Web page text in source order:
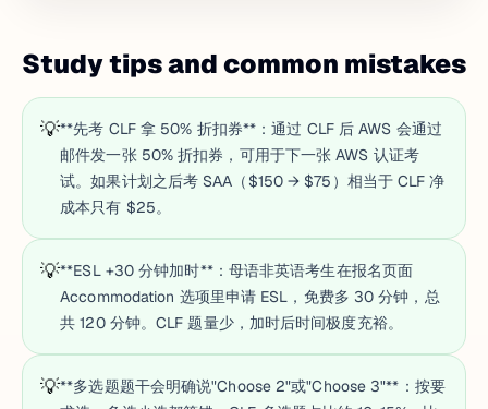
Study tips and common mistakes
💡**先考 CLF 拿 50% 折扣券**：通过 CLF 后 AWS 会通过
邮件发一张 50% 折扣券，可用于下一张 AWS 认证考
试。如果计划之后考 SAA（$150 → $75）相当于 CLF 净
成本只有 $25。
💡**ESL +30 分钟加时**：母语非英语考生在报名页面
Accommodation 选项里申请 ESL，免费多 30 分钟，总
共 120 分钟。CLF 题量少，加时后时间极度充裕。
💡**多选题题干会明确说"Choose 2"或"Choose 3"**：按要